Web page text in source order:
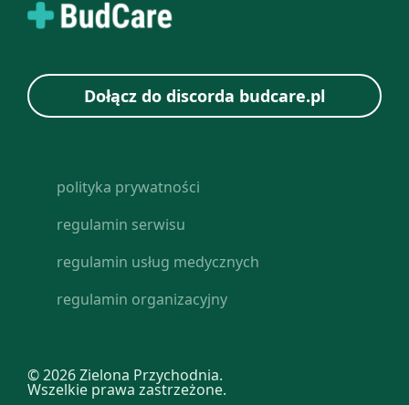
Dołącz do discorda budcare.pl
polityka prywatności
regulamin serwisu
regulamin usług medycznych
regulamin organizacyjny
© 2026 Zielona Przychodnia.
Wszelkie prawa zastrzeżone.